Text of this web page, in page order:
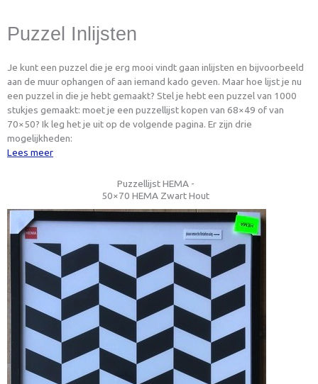
Puzzel Inlijsten
Je kunt een puzzel die je erg mooi vindt gaan inlijsten en bijvoorbeeld
aan de muur ophangen of aan iemand kado geven. Maar hoe lijst je nu
een puzzel in die je hebt gemaakt? Stel je hebt een puzzel van 1000
stukjes gemaakt: moet je een puzzellijst kopen van 68×49 of van
70×50? Ik leg het je uit op de volgende pagina. Er zijn drie
mogelijkheden:
Lees meer
Puzzellijst HEMA -
50×70 HEMA Zwart Hout